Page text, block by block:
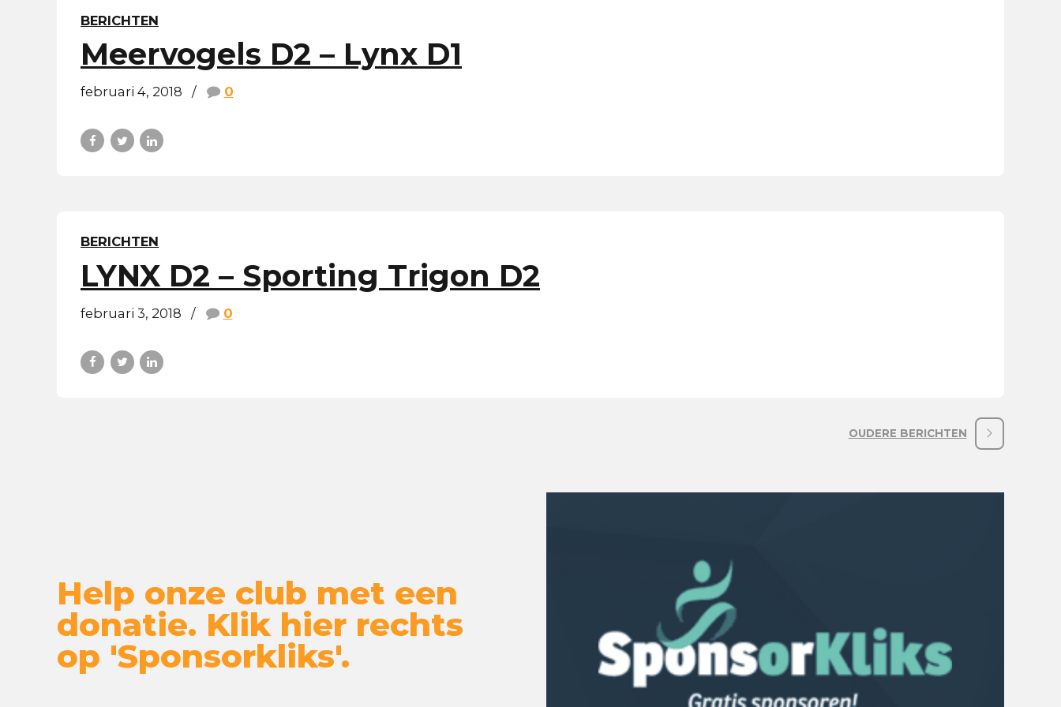
BERICHTEN
Meervogels D2 – Lynx D1
februari 4, 2018 0
BERICHTEN
LYNX D2 – Sporting Trigon D2
februari 3, 2018 0
OUDERE BERICHTEN
Help onze club met een
donatie. Klik hier rechts
op 'Sponsorkliks'.